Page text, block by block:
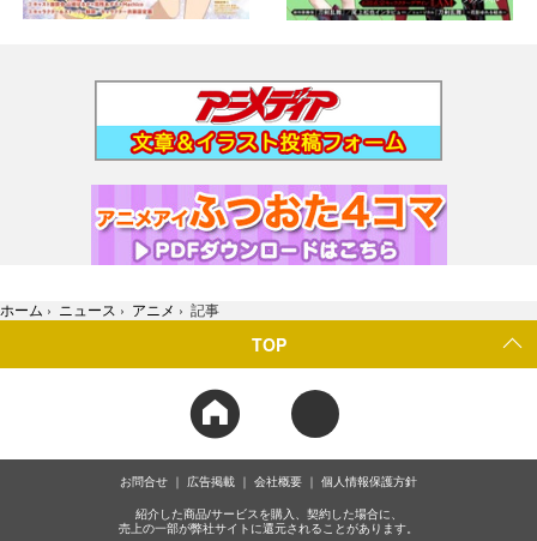
ホーム › ニュース › アニメ › 記事
TOP
お問合せ 広告掲載 会社概要 個人情報保護方針
紹介した商品/サービスを購入、契約した場合に、
売上の一部が弊社サイトに還元されることがあります。